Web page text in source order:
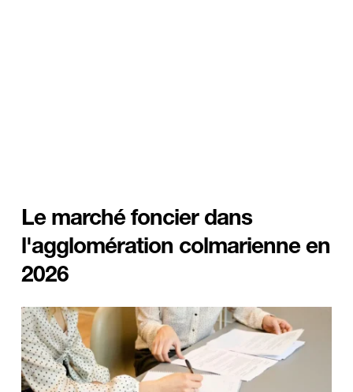
Le marché foncier dans
l'agglomération colmarienne en
2026